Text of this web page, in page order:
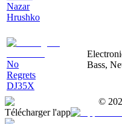
Nazar
Hrushko
No
Regrets
DJ35X
Bass,
©
Télécharger l'app